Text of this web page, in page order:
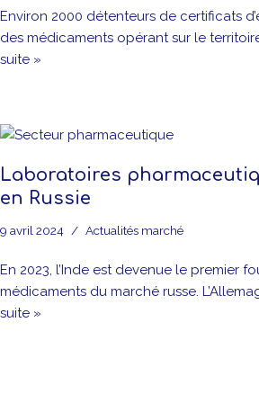
Environ 2000 détenteurs de certificats
des médicaments opérant sur le
suite »
Laboratoires
en Russie
9 avril 2024 Actualités marché
En 2023, l’Inde est devenue le premier
médicaments du marché russe.
suite »